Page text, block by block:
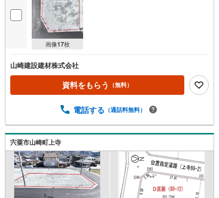
画像17枚
山崎建設建材株式会社
資料をもらう （無料）
電話する （通話料無料）
宍粟市山崎町上寺